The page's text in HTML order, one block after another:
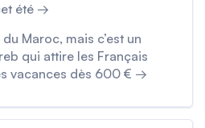
été →
Maroc, mais c’est un
qui attire les Français
vacances dès 600 € →